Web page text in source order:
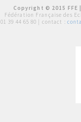
Copyright © 2015 FFE
Fédération Française des
01 39 44 65 80 | contact :